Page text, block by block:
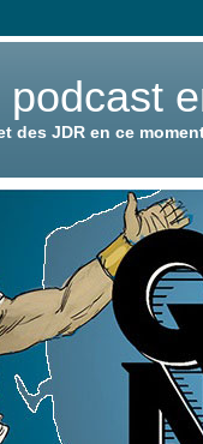
podcast
des JDR en ce